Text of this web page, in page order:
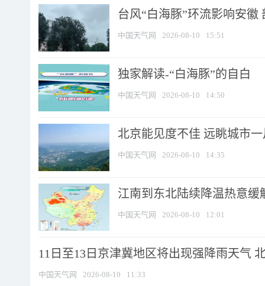
台风“白海豚”环流影响安
中国天气网 2026-08-10 15:51
​独家解读-“白海豚”的自白
中国天气网 2026-08-10 14:50
北京能见度不佳 远眺城市
中国天气网 2026-08-10 14:35
江南到东北陆续降温热意缓
中国天气网 2026-08-10 12:01
11日至13日京津冀地区将出现强降雨天气
中国天气网 2026-08-10 11:33